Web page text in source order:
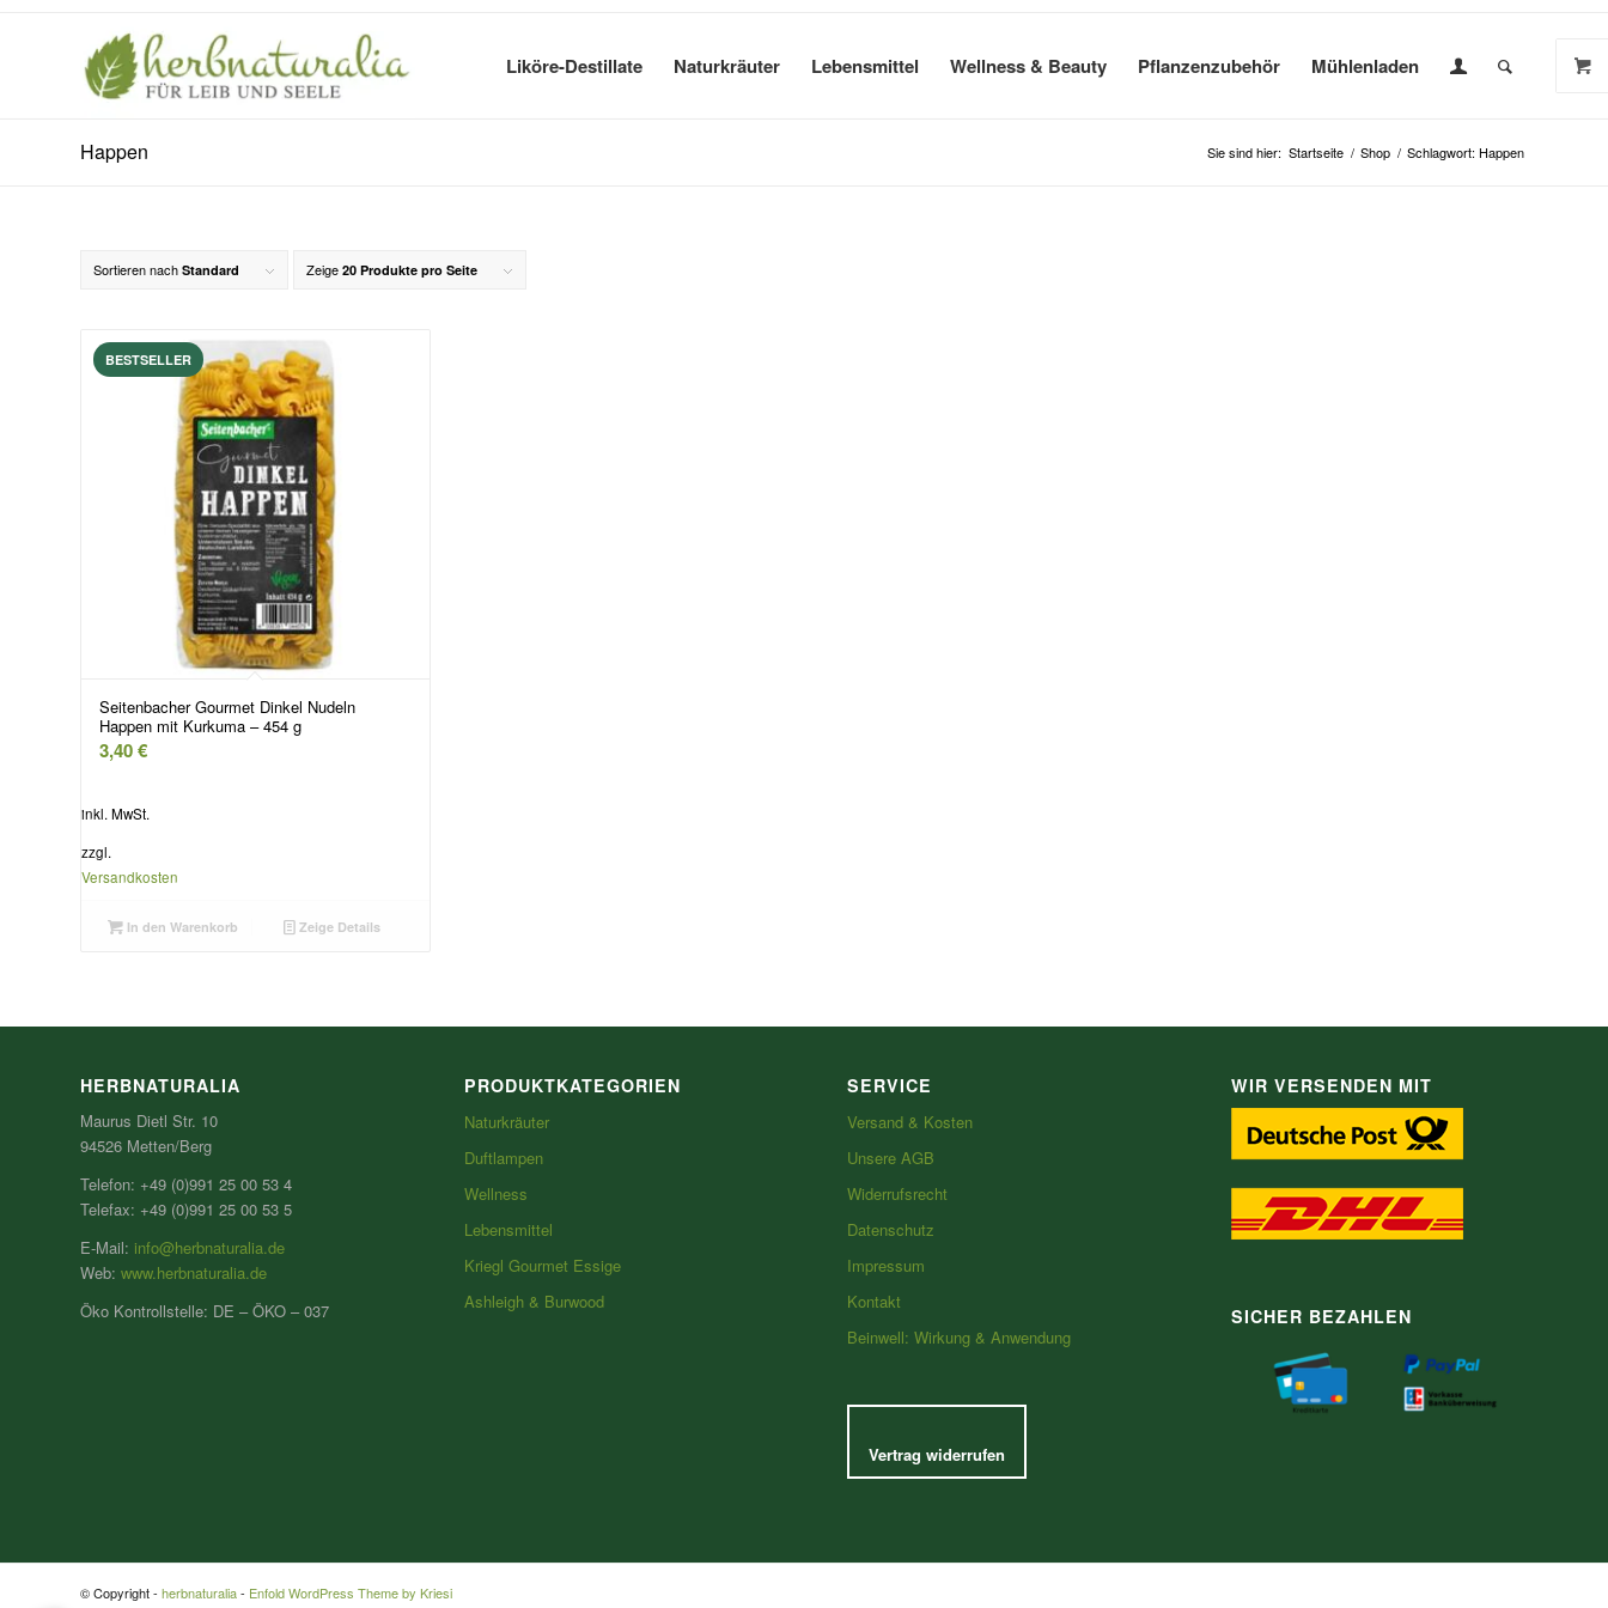
Liköre-Destillate Naturkräuter Lebensmittel Wellness & Beauty Pflanzenzubehör Mühlenladen
Happen Sie sind hier: Startseite / Shop / Schlagwort: Happen
Sortieren nach Standard Zeige 20 Produkte pro Seite
Seitenbacher Gourmet Dinkel Nudeln
Happen mit Kurkuma – 454 g
3,40€
inkl. MwSt.
zzgl.
Versandkosten
In den Warenkorb Zeige Details
HERBNATURALIA
Maurus Dietl Str. 10
94526 Metten/Berg
Telefon: +49 (0)991 25 00 53 4
Telefax: +49 (0)991 25 00 53 5
E-Mail: info@herbnaturalia.de
Web: www.herbnaturalia.de
Öko Kontrollstelle: DE – ÖKO – 037
PRODUKTKATEGORIEN
Naturkräuter
Duftlampen
Wellness
Lebensmittel
Kriegl Gourmet Essige
Ashleigh & Burwood
SERVICE
Versand & Kosten
Unsere AGB
Widerrufsrecht
Datenschutz
Impressum
Kontakt
Beinwell: Wirkung & Anwendung
Vertrag widerrufen
WIR VERSENDEN MIT
SICHER BEZAHLEN
© Copyright - herbnaturalia- Enfold WordPress Theme by Kriesi